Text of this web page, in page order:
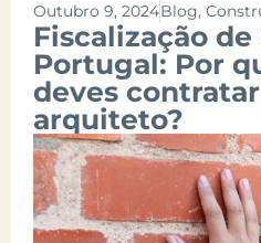
Outubro 9, 2024Blog,
Fiscalização de
Portugal: Por
deves
arquiteto?